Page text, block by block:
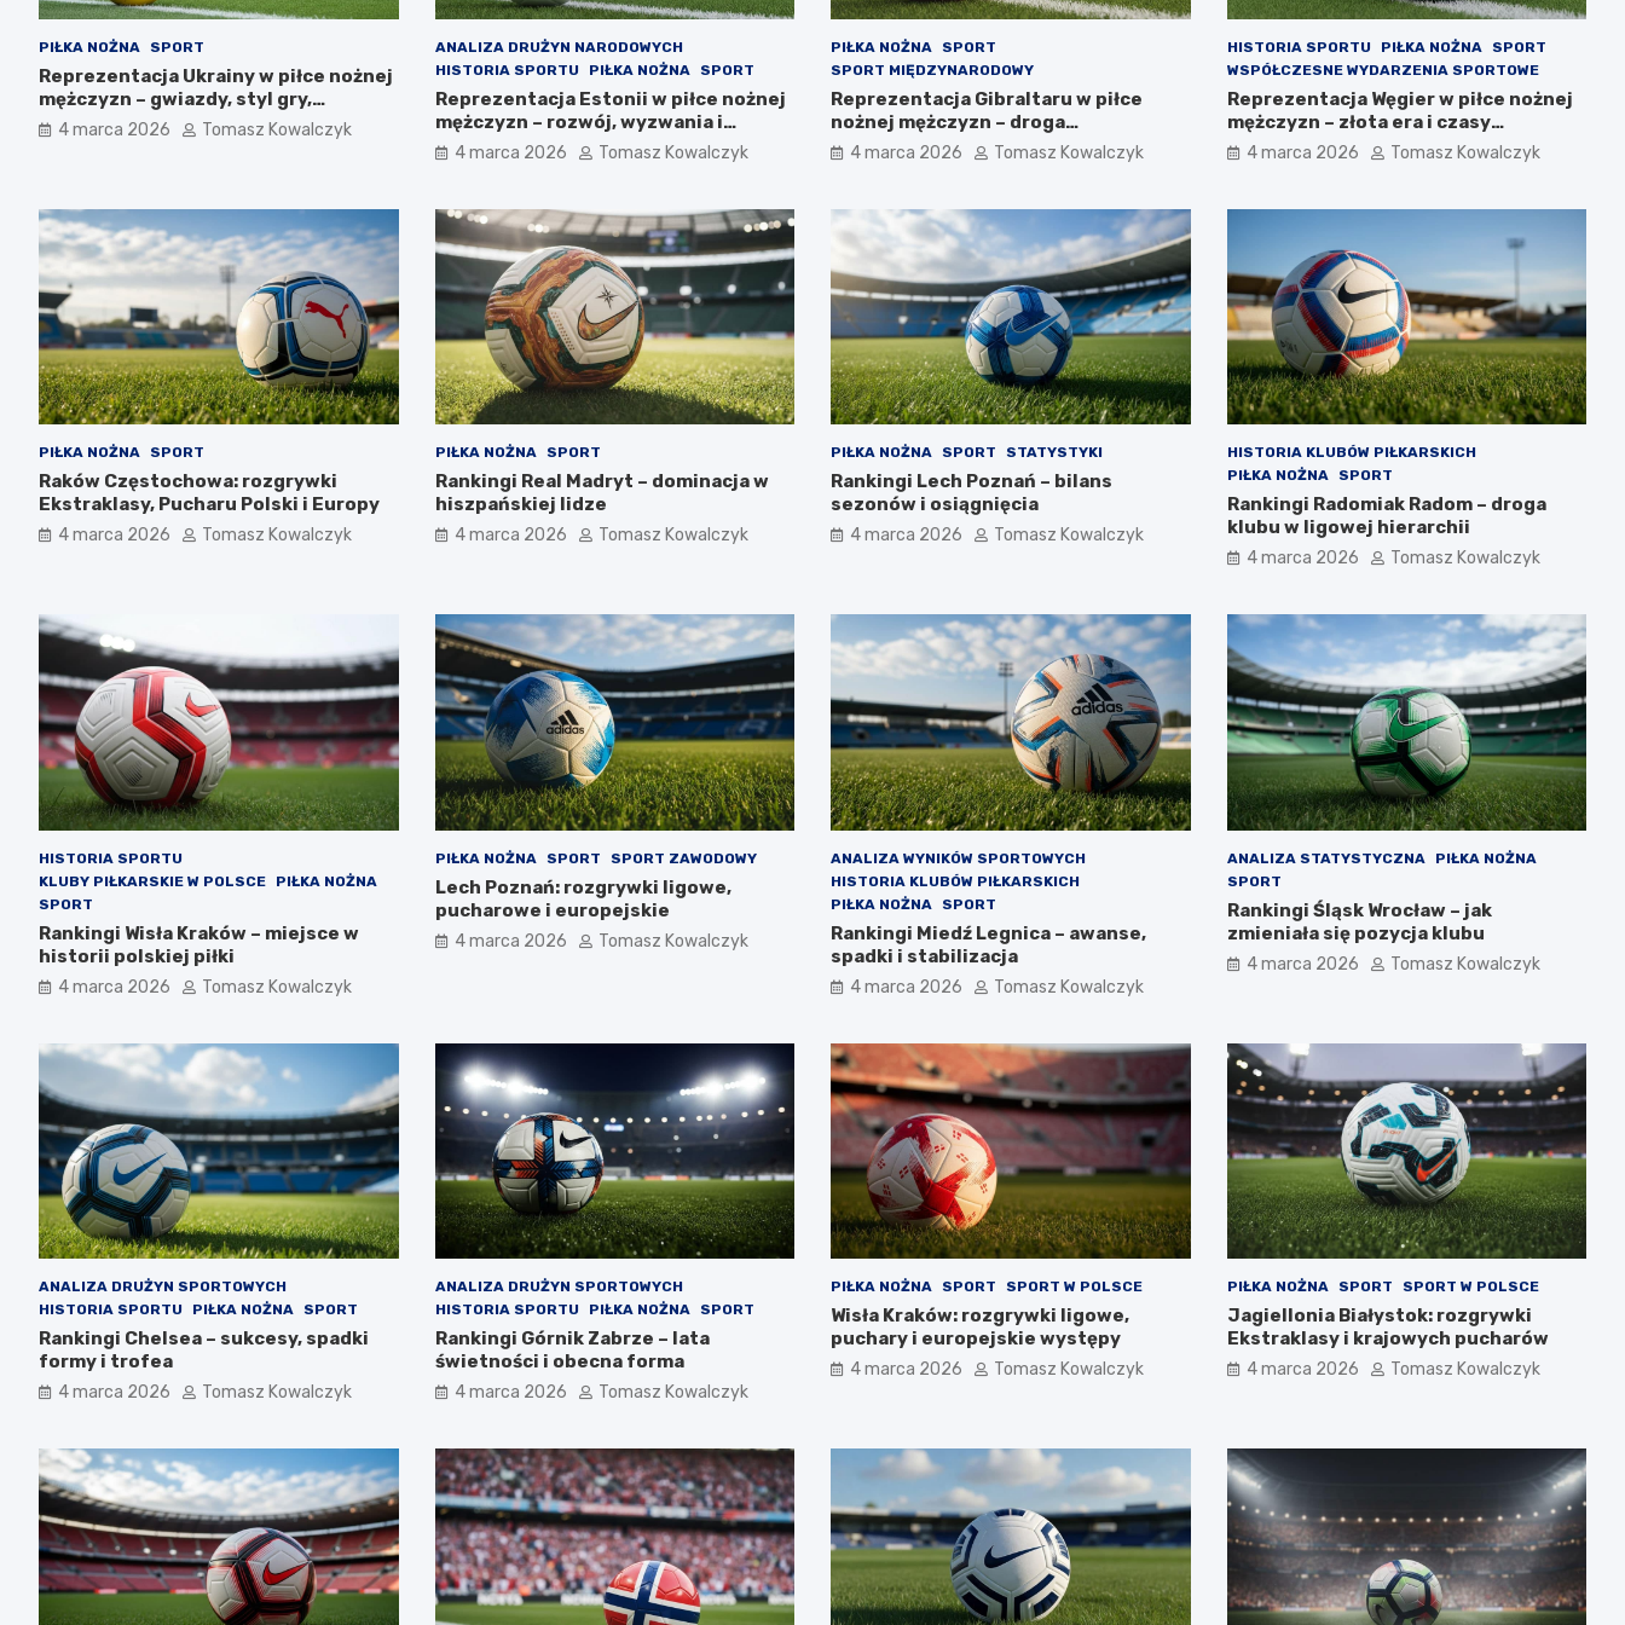
PIŁKA NOŻNA SPORT
Reprezentacja Ukrainy w piłce nożnej
mężczyzn – gwiazdy, styl gry,
osiągnięcia
4 marca 2026 Tomasz Kowalczyk
ANALIZA DRUŻYN NARODOWYCH
HISTORIA SPORTU
PIŁKA NOŻNA SPORT
Reprezentacja Estonii w piłce nożnej
mężczyzn – rozwój, wyzwania i
perspektywy
4 marca 2026 Tomasz Kowalczyk
PIŁKA NOŻNA
SPORT
SPORT MIĘDZYNARODOWY
Reprezentacja Gibraltaru w piłce
nożnej mężczyzn – droga
najmniejszej federacji
4 marca 2026 Tomasz Kowalczyk
HISTORIA SPORTU PIŁKA NOŻNA
SPORT
WSPÓŁCZESNE WYDARZENIA SPORTOWE
Reprezentacja Węgier w piłce nożnej
mężczyzn – złota era i czasy
współczesne
4 marca 2026 Tomasz Kowalczyk
PIŁKA NOŻNA SPORT
Raków Częstochowa: rozgrywki
Ekstraklasy, Pucharu Polski i Europy
4 marca 2026 Tomasz Kowalczyk
PIŁKA NOŻNA SPORT
Rankingi Real Madryt – dominacja w
hiszpańskiej lidze
4 marca 2026 Tomasz Kowalczyk
PIŁKA NOŻNA SPORT STATYSTYKI
Rankingi Lech Poznań – bilans
sezonów i osiągnięcia
4 marca 2026 Tomasz Kowalczyk
HISTORIA KLUBÓW PIŁKARSKICH
PIŁKA NOŻNA
SPORT
Rankingi Radomiak Radom – droga
klubu w ligowej hierarchii
4 marca 2026 Tomasz Kowalczyk
HISTORIA SPORTU
KLUBY PIŁKARSKIE W POLSCE
PIŁKA NOŻNA
SPORT
Rankingi Wisła Kraków – miejsce w
historii polskiej piłki
4 marca 2026 Tomasz Kowalczyk
PIŁKA NOŻNA SPORT SPORT ZAWODOWY
Lech Poznań: rozgrywki ligowe,
pucharowe i europejskie
4 marca 2026 Tomasz Kowalczyk
ANALIZA WYNIKÓW SPORTOWYCH
HISTORIA KLUBÓW PIŁKARSKICH
PIŁKA NOŻNA
SPORT
Rankingi Miedź Legnica – awanse,
spadki i stabilizacja
4 marca 2026 Tomasz Kowalczyk
ANALIZA STATYSTYCZNA
PIŁKA NOŻNA
SPORT
Rankingi Śląsk Wrocław – jak
zmieniała się pozycja klubu
4 marca 2026 Tomasz Kowalczyk
ANALIZA DRUŻYN SPORTOWYCH
HISTORIA SPORTU
PIŁKA NOŻNA SPORT
Rankingi Chelsea – sukcesy, spadki
formy i trofea
4 marca 2026 Tomasz Kowalczyk
ANALIZA DRUŻYN SPORTOWYCH
HISTORIA SPORTU
PIŁKA NOŻNA SPORT
Rankingi Górnik Zabrze – lata
świetności i obecna forma
4 marca 2026 Tomasz Kowalczyk
PIŁKA NOŻNA SPORT SPORT W POLSCE
Wisła Kraków: rozgrywki ligowe,
puchary i europejskie występy
4 marca 2026 Tomasz Kowalczyk
PIŁKA NOŻNA SPORT SPORT W POLSCE
Jagiellonia Białystok: rozgrywki
Ekstraklasy i krajowych pucharów
4 marca 2026 Tomasz Kowalczyk